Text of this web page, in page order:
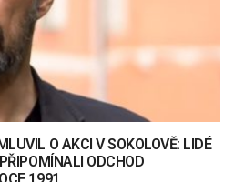
O AKCI V SOKOLOVĚ: LIDÉ
ODCHOD